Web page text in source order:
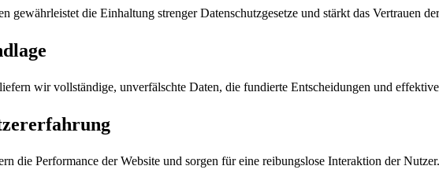
gewährleistet die Einhaltung strenger Datenschutzgesetze und stärkt das Vertrauen
wir vollständige, unverfälschte Daten, die fundierte Entscheidungen und
die Performance der Website und sorgen für eine reibungslose Interaktion der Nutzer.